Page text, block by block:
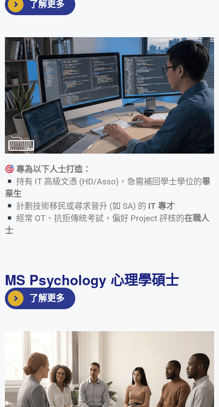
了解更多
專為以下人士打造：
持有 IT 高級文憑 (HD/Asso)，急需補回學士學位的畢
業生
計劃技術移民或尋求晉升 (如 SA) 的 IT 專才
經常 OT、抗拒傳統考試，偏好 Project 評核的在職人
士
MS Psychology 心理學碩士
了解更多